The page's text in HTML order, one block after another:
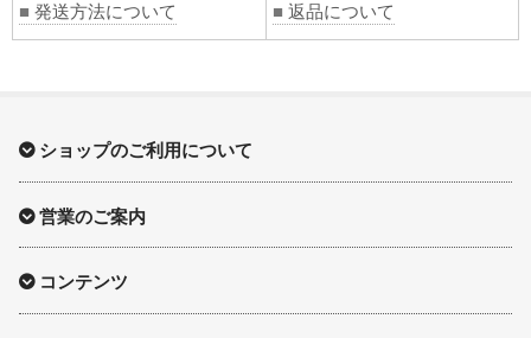
■ 発送方法について ■ 返品について
ショップのご利用について
営業のご案内
コンテンツ